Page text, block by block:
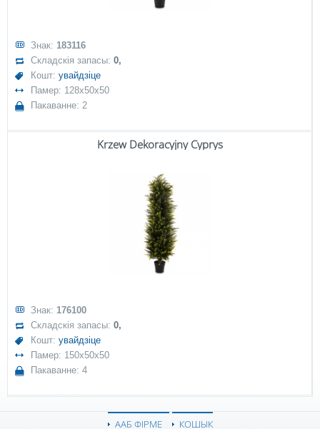
Знак: 183116
Складскія запасы:0,
Кошт:увайдзіце
Памер: 128x50x50
Пакаванне: 2
Krzew Dekoracyjny Cyprys
Знак: 176100
Складскія запасы:0,
Кошт:увайдзіце
Памер: 150x50x50
Пакаванне: 4
ААБ ФІРМЕ КОШЫК